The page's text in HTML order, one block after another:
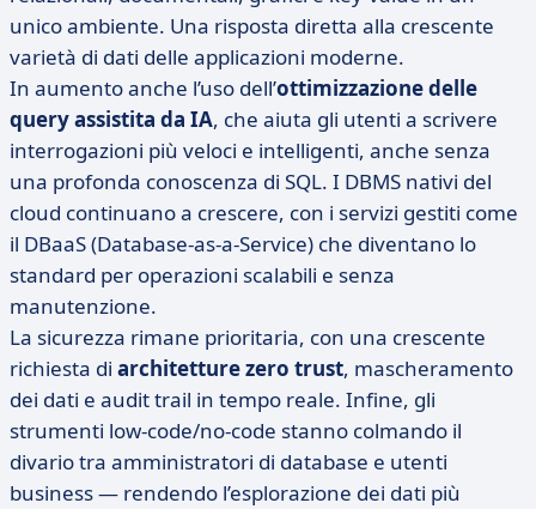
unico ambiente. Una risposta diretta alla crescente
varietà di dati delle applicazioni moderne.
In aumento anche l’uso dell’ottimizzazione delle
query assistita da IA, che aiuta gli utenti a scrivere
interrogazioni più veloci e intelligenti, anche senza
una profonda conoscenza di SQL. I DBMS nativi del
cloud continuano a crescere, con i servizi gestiti come
il DBaaS (Database-as-a-Service) che diventano lo
standard per operazioni scalabili e senza
manutenzione.
La sicurezza rimane prioritaria, con una crescente
richiesta di architetture zero trust, mascheramento
dei dati e audit trail in tempo reale. Infine, gli
strumenti low-code/no-code stanno colmando il
divario tra amministratori di database e utenti
business — rendendo l’esplorazione dei dati più